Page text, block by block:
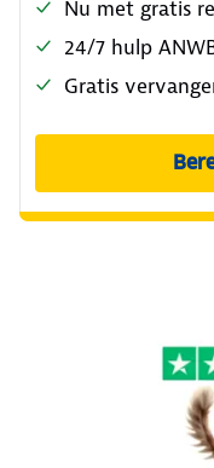
Nu met gratis
24/7 hulp
Gratis